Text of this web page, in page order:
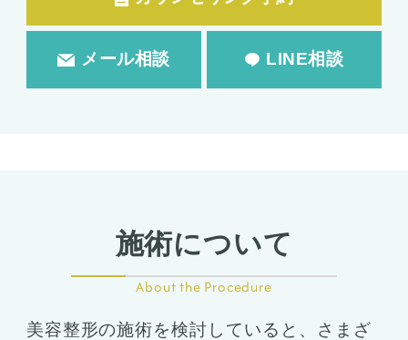
メール相談 LINE相談
施術について
About the Procedure
美容整形の施術を検討していると、さまざ